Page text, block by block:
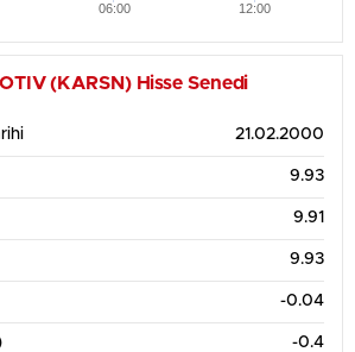
12:00
06:00
(KARSN) Hisse Senedi
21.02.2000
9.93
9.91
9.93
-0.04
-0.4